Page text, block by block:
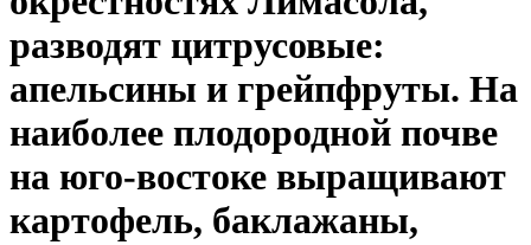
разводят цитрусовые:
апельсины и грейпфруты. На
наиболее плодородной почве
на юго-востоке выращивают
картофель, баклажаны,